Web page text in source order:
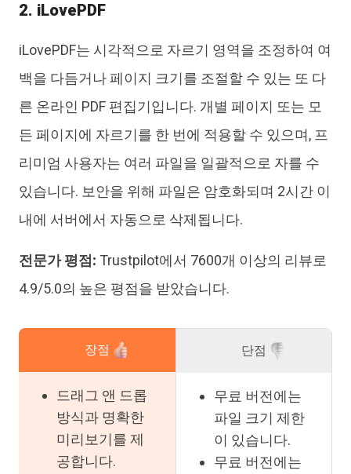
2. iLovePDF
iLovePDF는 시각적으로 자르기 영역을 조정하여 여
백을 다듬거나 페이지 크기를 조절할 수 있는 또 다
른 온라인 PDF 편집기입니다. 개별 페이지 또는 모
든 페이지에 자르기를 한 번에 적용할 수 있으며, 프
리미엄 사용자는 여러 파일을 일괄적으로 자를 수
있습니다. 보안을 위해 파일은 암호화되며 2시간 이
내에 서버에서 자동으로 삭제됩니다.
전문가 평점: Trustpilot에서 7600개 이상의 리뷰로
4.9/5.0의 높은 평점을 받았습니다.
장점
드래그 앤 드롭
방식과 명확한
미리보기를 제
공합니다.
단점
무료 버전에는
파일 크기 제한
이 있습니다.
무료 버전에는